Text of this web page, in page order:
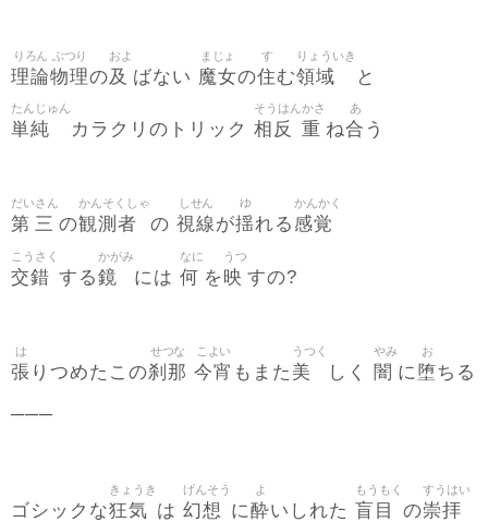
理論
りろん
物理
ぶつり
の及
およ
ばない 魔女
まじょ
の住
す
む領域
りょういき
と
単純
たんじゅん
カラクリのトリック 相反
そうはん
重
かさ
ね合
あ
う
第
だい
三
さん
の観測者
かんそくしゃ
の 視線
しせん
が揺
ゆ
れる 感覚
かんかく
交錯
こうさく
する鏡
かがみ
には 何
なに
を映
うつ
すの?
張
は
りつめたこの刹那
せつな
今宵
こよい
もまた 美
うつく
しく 闇
やみ
に堕
お
ちる
───
ゴシックな狂気
きょうき
は 幻想
げんそう
に酔
よ
いしれた 盲目
もうもく
の崇拝
すうはい